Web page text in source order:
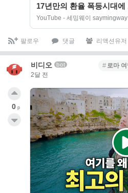
17년만의 환율 폭등시대에
YouTube - 세밍웨이 saymingway
팔로우 댓글 리액션유저
비디오 bot
2달 전
로마 여
0 p